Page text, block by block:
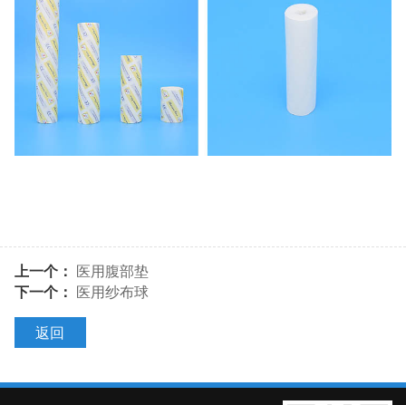
上一个： 医用腹部垫
下一个： 医用纱布球
返回